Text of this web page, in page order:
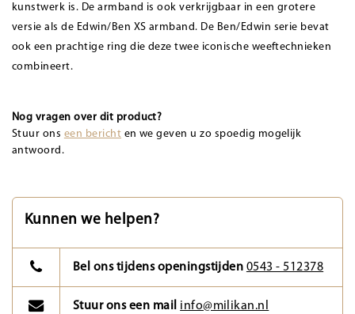
kunstwerk is. De armband is ook verkrijgbaar in een grotere
versie als de Edwin/Ben XS armband. De Ben/Edwin serie bevat
ook een prachtige ring die deze twee iconische weeftechnieken
combineert.
Nog vragen over dit product?
Stuur ons een bericht en we geven u zo spoedig mogelijk
antwoord.
Kunnen we helpen?
Bel ons tijdens openingstijden 0543 - 512378
Stuur ons een mail info@milikan.nl